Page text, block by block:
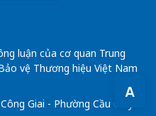
A
luận của cơ quan Trung
vệ Thương hiệu Việt Nam
Giai - Phường Cầu Giấy -